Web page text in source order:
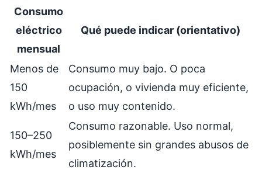
Consumo
eléctrico
mensual
Qué puede indicar (orientativo)
Menos de
150
kWh/mes
Consumo muy bajo. O poca
ocupación, o vivienda muy eficiente,
o uso muy contenido.
150–250
kWh/mes
Consumo razonable. Uso normal,
posiblemente sin grandes abusos de
climatización.